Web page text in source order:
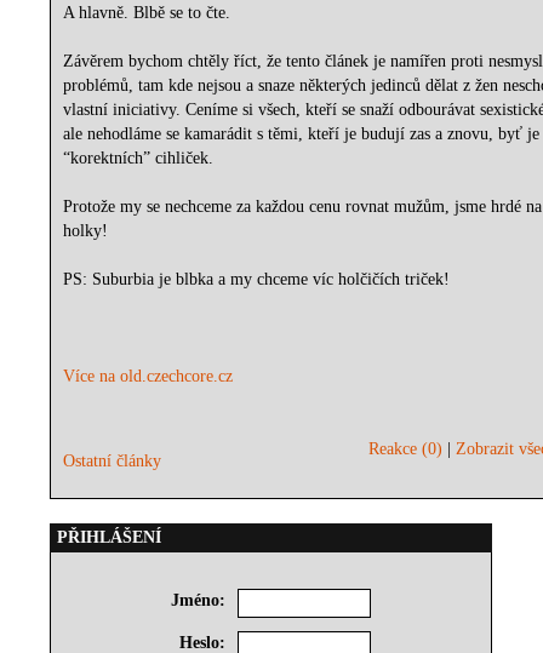
A hlavně. Blbě se to čte.
Závěrem bychom chtěly říct, že tento článek je namířen proti
problémů, tam kde nejsou a snaze některých jedinců dělat z žen
vlastní iniciativy. Ceníme si všech, kteří se snaží odbourávat
ale nehodláme se kamarádit s těmi, kteří je budují zas a znovu, byť
“korektních” cihliček.
Protože my se nechceme za každou cenu rovnat mužům, jsme hrdé
holky!
PS: Suburbia je blbka a my chceme víc holčičích triček!
Více na old.czechcore.cz
Ostatní články
Reakce (0) |Zobrazit
PŘIHLÁŠENÍ
Jméno:
Heslo: